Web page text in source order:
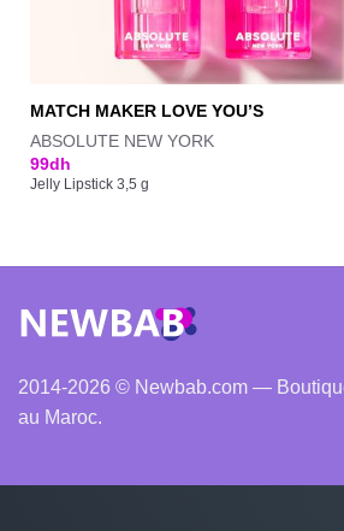
MATCH MAKER LOVE YOU’S
ABSOLUTE NEW YORK
99dh
Jelly Lipstick 3,5 g
2014-2026 © Newbab.com —
au Maroc.